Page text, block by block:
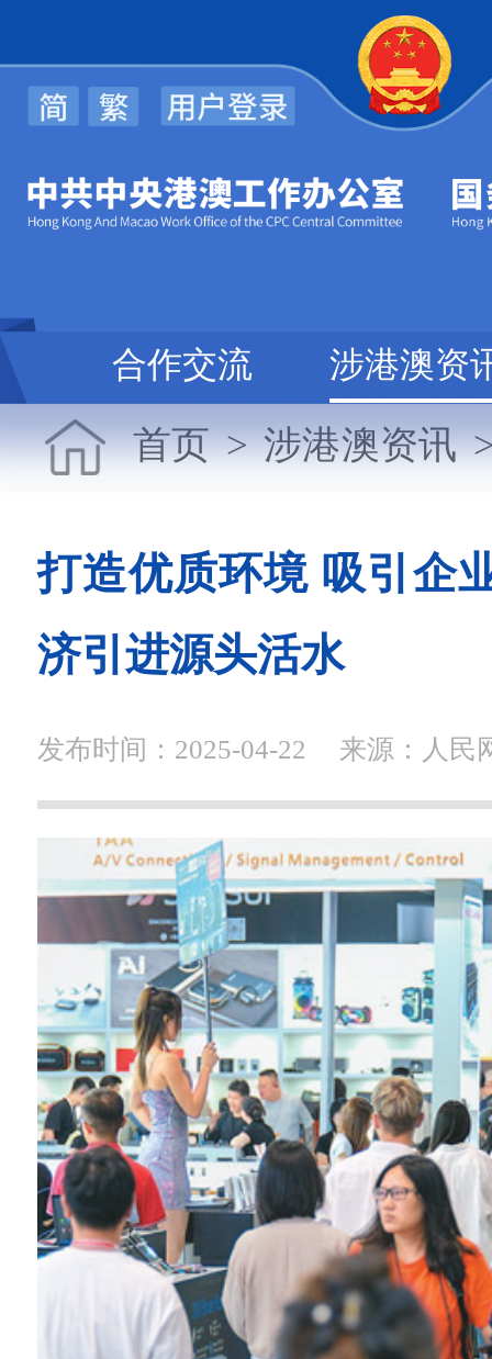
合作交流 涉港澳资
首页>涉港澳资讯
打造优质环境 吸引企
济引进源头活水
发布时间：2025-04-22 来源：人民